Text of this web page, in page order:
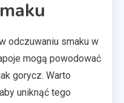
odczuwaniu smaku w
mogą powodować
gorycz. Warto
uniknąć tego